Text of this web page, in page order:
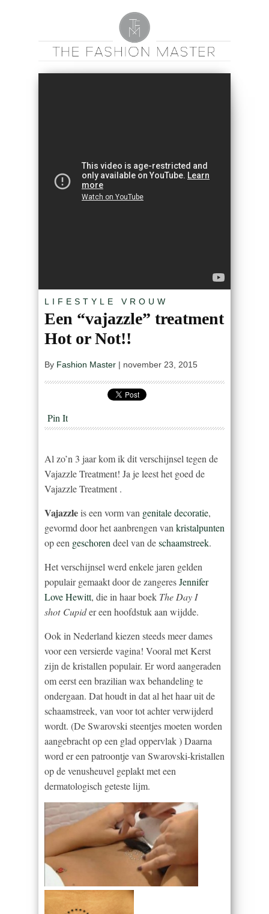
LIFESTYLE VROUW
Een “vajazzle” treatment
Hot or Not!!
By Fashion Master | november 23, 2015
Pin It
Al zo’n 3 jaar kom ik dit verschijnsel tegen de
Vajazzle Treatment! Ja je leest het goed de
Vajazzle Treatment .
Vajazzleis een vorm van genitaledecoratie,
gevormd door het aanbrengen vankristalpunten
op een geschorendeel van deschaamstreek.
Het verschijnsel werd enkele jaren gelden
populair gemaakt door de zangeresJennifer
Love Hewitt, die in haar boek The Day I
shot Cupider een hoofdstuk aan wijdde.
Ook in Nederland kiezen steeds meer dames
voor een versierde vagina! Vooral met Kerst
zijn de kristallen populair. Er word aangeraden
om eerst een brazilian wax behandeling te
ondergaan. Dat houdt in dat al het haar uit de
schaamstreek, van voor tot achter verwijderd
wordt. (De Swarovski steentjes moeten worden
aangebracht op een glad oppervlak ) Daarna
word er een patroontje van Swarovski-kristallen
op de venusheuvel geplakt met een
dermatologisch geteste lijm.